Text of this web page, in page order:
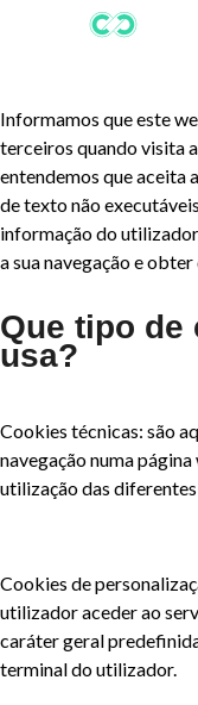
Informamos que este
terceiros quando visita
entendemos que aceita
de texto não
informação do
a sua navegação e
Que tipo de
usa?
Cookies técnicas: são
navegação numa
utilização das
Cookies de
utilizador aceder ao
caráter geral
terminal do utilizador.